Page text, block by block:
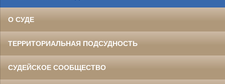
О СУДЕ
ТЕРРИТОРИАЛЬНАЯ ПОДСУДНОСТЬ
СУДЕЙСКОЕ СООБЩЕСТВО